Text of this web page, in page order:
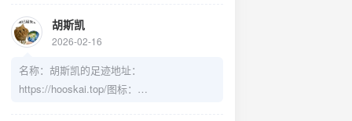
imfurry.imfurry.com/avatar/zebwqFurryAvat
ar.png
胡斯凯
2026-02-16
名称：胡斯凯的足迹地址：
https://hooskai.top/图标：